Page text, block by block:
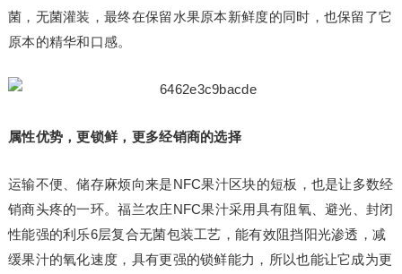
菌，无菌灌装，最终在保留水果原本新鲜度的同时，也保留了它
原本的精华和口感。
属性优势，更锁鲜，更多经销商的选择
运输不便、储存麻烦向来是NFC果汁区块的短板，也是让多数经
销商头疼的一环。福兰农庄NFC果汁采用具有阻氧、避光、封闭
性能强的利乐6层复合无菌包装工艺，能有效阻挡阳光渗透，减
缓果汁的氧化速度，具有更强的锁鲜能力，所以也能让它成为更